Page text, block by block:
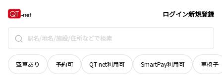
ログイン新規登録
空車あり 予約可 QT-net利用可 SmartPay利用可 車椅子
長野県